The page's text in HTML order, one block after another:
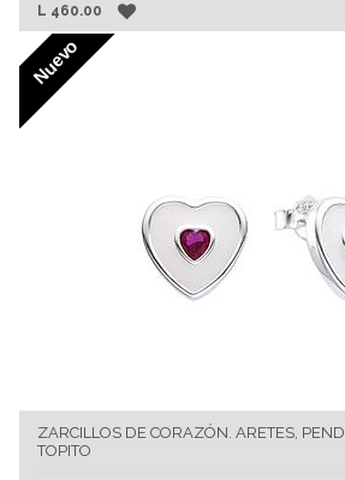
L 460.00
Nuevo
ZARCILLOS DE CORAZÓN. ARETES,
TOPITO